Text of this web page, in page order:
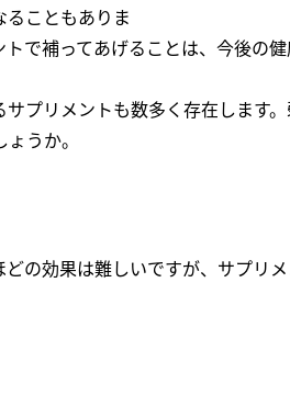
こともありま
で補ってあげることは、今後の
プリメントも数多く存在します
うか。
の効果は難しいですが、サプリ